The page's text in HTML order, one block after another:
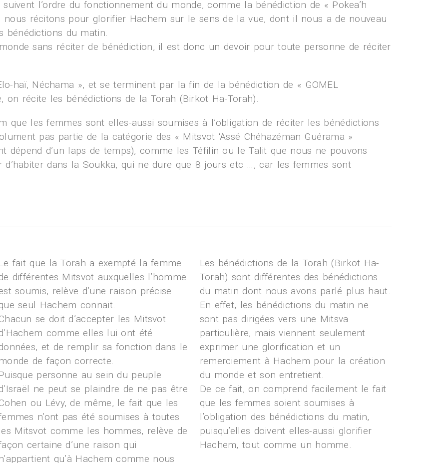
l’ordre du fonctionnement du monde, comme la bénédiction de « Pokea’h
nous récitons pour glorifier Hachem sur le sens de la vue, dont il nous a de nouveau
bénédictions du matin.
sans réciter de bénédiction, il est donc un devoir pour toute personne de réciter
haï, Néchama », et se terminent par la fin de la bénédiction de « GOMEL
on récite les bénédictions de la Torah (Birkot Ha-Torah).
que les femmes sont elles-aussi soumises à l’obligation de réciter les bénédictions
pas partie de la catégorie des « Mitsvot ‘Assé Chéhazéman Guérama »
dépend d’un laps de temps), comme les Téfilin ou le Talit que nous ne pouvons
dans la Soukka, qui ne dure que 8 jours etc …, car les femmes sont
Le fait que la Torah a exempté la femme
différentes Mitsvot auxquelles l’homme
soumis, relève d’une raison précise
seul Hachem connait.
se doit d’accepter les Mitsvot
comme elles lui ont été
et de remplir sa fonction dans le
monde de façon correcte.
Puisque personne au sein du peuple
ne peut se plaindre de ne pas être
ou Lévy, de même, le fait que les
n’ont pas été soumises à toutes
les Mitsvot comme les hommes, relève de
certaine d’une raison qui
n’appartient qu’à Hachem comme nous
Les bénédictions de la Torah (Birkot Ha-
Torah) sont différentes des bénédictions
du matin dont nous avons parlé plus haut.
En effet, les bénédictions du matin ne
sont pas dirigées vers une Mitsva
particulière, mais viennent seulement
exprimer une glorification et un
remerciement à Hachem pour la création
du monde et son entretient.
De ce fait, on comprend facilement le fait
que les femmes soient soumises à
l’obligation des bénédictions du matin,
puisqu’elles doivent elles-aussi glorifier
Hachem, tout comme un homme.